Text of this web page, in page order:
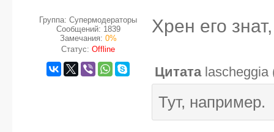
Группа: Супермодераторы
Сообщений: 1839
Замечания: 0%
Статус: Offline
Хрен его
Цитата lascheggia
Тут, например.